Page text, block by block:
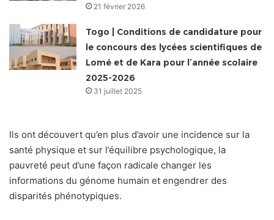
21 février 2026
Togo | Conditions de candidature pour
le concours des lycées scientifiques de
Lomé et de Kara pour l’année scolaire
2025-2026
31 juillet 2025
Ils ont découvert qu’en plus d’avoir une incidence sur la
santé physique et sur l’équilibre psychologique, la
pauvreté peut d’une façon radicale changer les
informations du génome humain et engendrer des
disparités phénotypiques.